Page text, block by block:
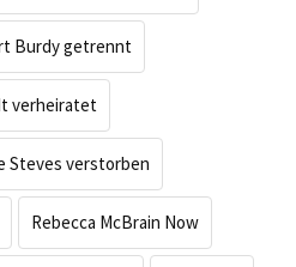
Burdy getrennt
verheiratet
Steves verstorben
Rebecca McBrain Now